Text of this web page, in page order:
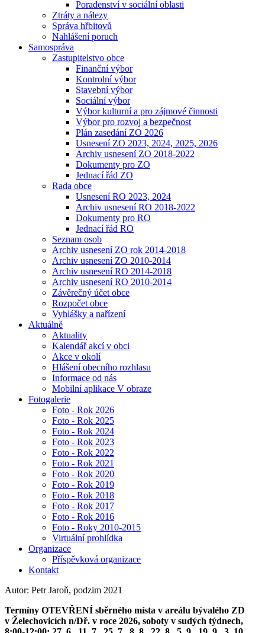
Poradenství v sociální oblasti
Ztráty a nálezy
Správa hřbitovů
Nahlášení poruch
Samospráva
Zastupitelstvo obce
Finanční výbor
Kontrolní výbor
Stavební výbor
Sociální výbor
Výbor kulturní a pro zájmové činnosti
Výbor pro rozvoj a bezpečnost
Plán zasedání ZO 2026
Usnesení ZO 2023, 2024, 2025, 2026
Archiv usnesení ZO 2018-2022
Dokumenty pro ZO
Jednací řád ZO
Rada obce
Usnesení RO 2023, 2024
Archiv usnesení RO 2018-2022
Dokumenty pro RO
Jednací řád RO
Seznam osob
Archiv usnesení ZO rok 2014-2018
Archiv usnesení ZO 2010-2014
Archiv usnesení RO 2014-2018
Archiv usnesení RO 2010-2014
Závěrečný účet obce
Rozpočet obce
Vyhlášky a nařízení
Aktuálně
Aktuality
Kalendář akcí v obci
Akce v okolí
Hlášení obecního rozhlasu
Informace od nás
Mobilní aplikace V obraze
Fotogalerie
Foto - Rok 2026
Foto - Rok 2025
Foto - Rok 2024
Foto - Rok 2023
Foto - Rok 2022
Foto - Rok 2021
Foto - Rok 2020
Foto - Rok 2019
Foto - Rok 2018
Foto - Rok 2017
Foto - Rok 2016
Foto - Roky 2010-2015
Virtuální prohlídka
Organizace
Příspěvková organizace
Kontakt
Autor: Petr Jaroň, podzim 2021
Termíny OTEVŘENÍ sběrného místa v areálu bývalého ZD
v Želechovicích n/Dř. v roce 2026, soboty v sudých týdnech,